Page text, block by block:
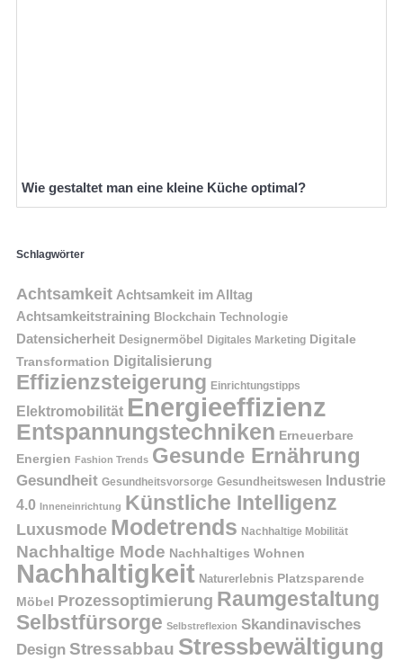
Wie gestaltet man eine kleine Küche optimal?
Schlagwörter
Achtsamkeit Achtsamkeit im Alltag
Achtsamkeitstraining Blockchain Technologie
Datensicherheit Designermöbel Digitales Marketing Digitale
Transformation Digitalisierung
Effizienzsteigerung Einrichtungstipps
Elektromobilität Energieeffizienz
Entspannungstechniken Erneuerbare
Energien Fashion Trends Gesunde Ernährung
Gesundheit Gesundheitsvorsorge Gesundheitswesen Industrie
4.0 Inneneinrichtung Künstliche Intelligenz
Luxusmode Modetrends Nachhaltige Mobilität
Nachhaltige Mode Nachhaltiges Wohnen
Nachhaltigkeit Naturerlebnis Platzsparende
Möbel
Prozessoptimierung Raumgestaltung
Selbstfürsorge Selbstreflexion Skandinavisches
Design Stressabbau Stressbewältigung